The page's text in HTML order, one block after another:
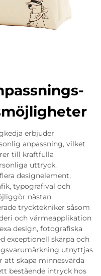
erbjuder
anpassning, vilket
till kraftfulla
uttryck.
designelement,
typografival och
nästan
trycktekniker såsom
och värmeapplikation
design, fotografiska
exceptionell skärpa och
utnyttjas
att skapa minnesvärda
bestående intryck hos